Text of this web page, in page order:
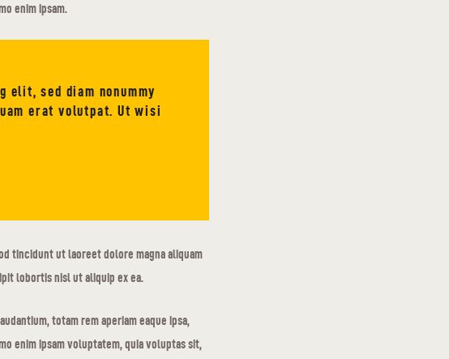
enim ipsam.
elit, sed diam nonummy
erat volutpat. Ut wisi
tincidunt ut laoreet dolore magna aliquam
lobortis nisl ut aliquip ex ea.
totam rem aperiam eaque ipsa,
enim ipsam voluptatem, quia voluptas sit,